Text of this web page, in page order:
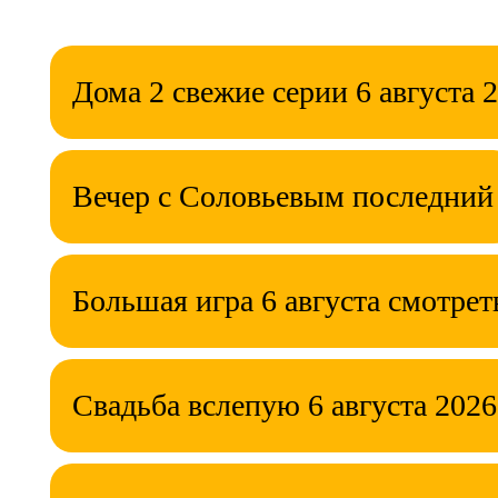
Дома 2 свежие серии 6 августа
Вечер с Соловьевым последний
Большая игра 6 августа
Свадьба вслепую 6 августа 2026